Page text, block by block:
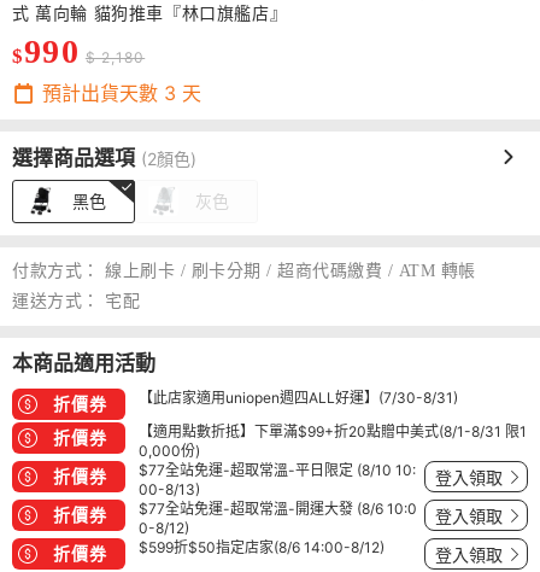
式 萬向輪 貓狗推車『林口旗艦店』
$990 $ 2,180
預計出貨天數 3 天
選擇商品選項 (2顏色)
黑色 灰色
付款方式：
線上刷卡 / 刷卡分期 / 超商代碼繳費 / ATM 轉帳
運送方式：
宅配
本商品適用活動
折價券 【此店家適用uniopen週四ALL好運】(7/30-8/31)
折價券
【適用點數折抵】下單滿$99+折20點贈中美式(8/1-8/31 限1
0,000份)
折價券
$77全站免運-超取常溫-平日限定 (8/10 10:
00-8/13)
登入領取
折價券
$77全站免運-超取常溫-開運大發 (8/6 10:0
0-8/12)
登入領取
折價券 $599折$50指定店家(8/6 14:00-8/12) 登入領取